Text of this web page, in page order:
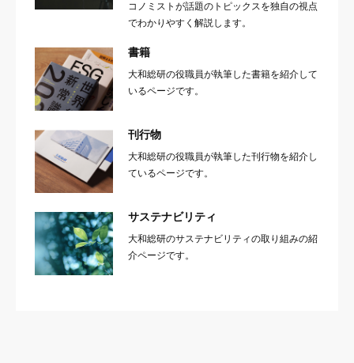
コノミストが話題のトピックスを独自の視点
でわかりやすく解説します。
書籍
大和総研の役職員が執筆した書籍を紹介して
いるページです。
刊行物
大和総研の役職員が執筆した刊行物を紹介し
ているページです。
サステナビリティ
大和総研のサステナビリティの取り組みの紹
介ページです。